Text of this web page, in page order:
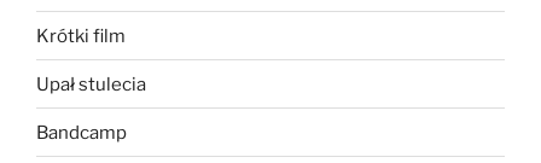
Krótki film
Upał stulecia
Bandcamp